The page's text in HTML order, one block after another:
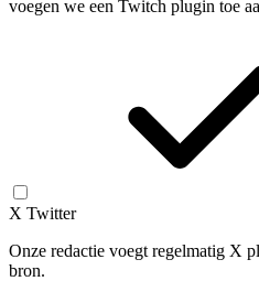
voegen we een Twitch plugin toe
X Twitter
Onze redactie voegt regelmatig X
bron.